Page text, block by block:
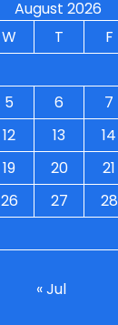
August 2026
W T F
5 6 7
12 13 14
19 20 21
26 27 28
« Jul